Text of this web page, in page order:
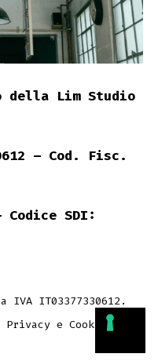
della Lim Studio
– Cod. Fisc.
Codice SDI:
IT03377330612.
Privacy e Cookies